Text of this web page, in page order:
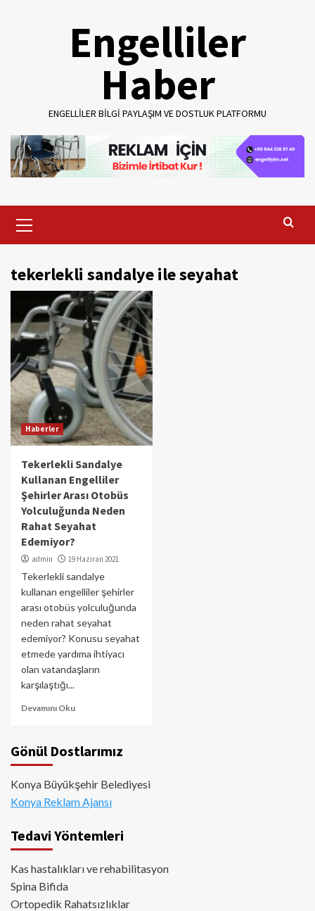
Engelliler
Haber
ENGELLILER BILGI PAYLAŞIM VE DOSTLUK PLATFORMU
Menu
tekerlekli sandalye ile seyahat
Haberler
Tekerlekli Sandalye
Kullanan Engelliler
Şehirler Arası Otobüs
Yolculuğunda Neden
Rahat Seyahat
Edemiyor?
admin 19 Haziran 2021
Tekerlekli sandalye
kullanan engelliler şehirler
arası otobüs yolculuğunda
neden rahat seyahat
edemiyor? Konusu seyahat
etmede yardıma ihtiyacı
olan vatandaşların
karşılaştığı...
Devamını Oku
Gönül Dostlarımız
Konya Büyükşehir Belediyesi
Konya Reklam Ajansı
Tedavi Yöntemleri
Kas hastalıkları ve rehabilitasyon
Spina Bifida
Ortopedik Rahatsızlıklar